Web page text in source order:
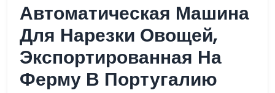
Автоматическая Машина
Для Нарезки Овощей,
Экспортированная На
Ферму В Португалию